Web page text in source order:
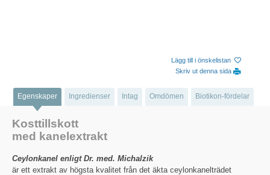
Lägg till i önskelistan
Skriv ut denna sida
Egenskaper Ingredienser Intag Omdömen Biotikon-fördelar
Kosttillskott
med kanelextrakt
Ceylonkanel enligt Dr. med. Michalzik
är ett extrakt av högsta kvalitet från det äkta ceylonkanelträdet